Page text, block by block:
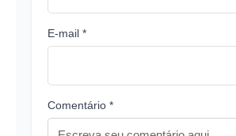
E-mail *
Comentário *